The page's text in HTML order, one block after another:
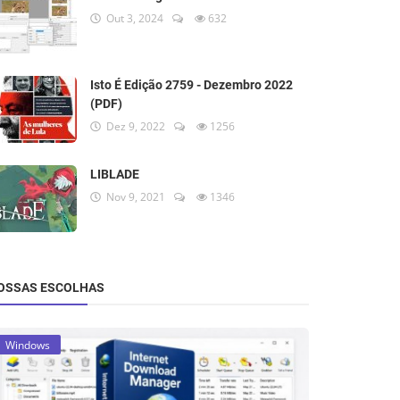
Out 3, 2024 632
Isto É Edição 2759 - Dezembro 2022
(PDF)
Dez 9, 2022 1256
LIBLADE
Nov 9, 2021 1346
ESCOLHAS
Windows